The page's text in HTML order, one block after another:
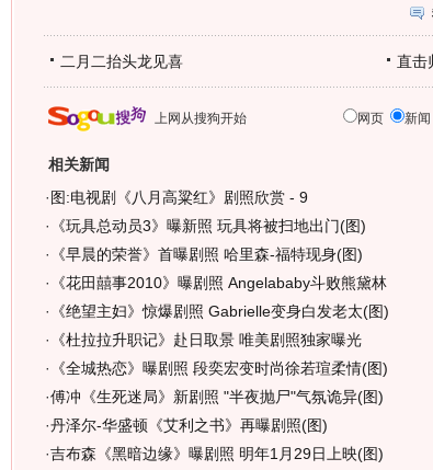
二月二抬头龙见喜 直击
上网从搜狗开始 网页 新闻
相关新闻
· 图:电视剧《八月高粱红》剧照欣赏 - 9
· 《玩具总动员3》曝新照 玩具将被扫地出门(图)
· 《早晨的荣誉》首曝剧照 哈里森-福特现身(图)
· 《花田囍事2010》曝剧照 Angelababy斗败熊黛林
· 《绝望主妇》惊爆剧照 Gabrielle变身白发老太(图)
· 《杜拉拉升职记》赴日取景 唯美剧照独家曝光
· 《全城热恋》曝剧照 段奕宏变时尚徐若瑄柔情(图)
·傅冲《生死迷局》新剧照 "半夜抛尸"气氛诡异(图)
·丹泽尔-华盛顿《艾利之书》再曝剧照(图)
·吉布森《黑暗边缘》曝剧照 明年1月29日上映(图)